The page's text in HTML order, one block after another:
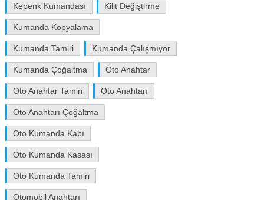
Kepenk Kumandası Kilit Değiştirme
Kumanda Kopyalama
Kumanda Tamiri Kumanda Çalışmıyor
Kumanda Çoğaltma Oto Anahtar
Oto Anahtar Tamiri Oto Anahtarı
Oto Anahtarı Çoğaltma
Oto Kumanda Kabı
Oto Kumanda Kasası
Oto Kumanda Tamiri
Otomobil Anahtarı